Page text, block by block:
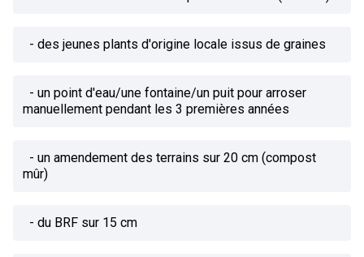
- des jeunes plants d'origine locale issus de graines
- un point d'eau/une fontaine/un puit pour arroser
manuellement pendant les 3 premières années
- un amendement des terrains sur 20 cm (compost
mûr)
- du BRF sur 15 cm